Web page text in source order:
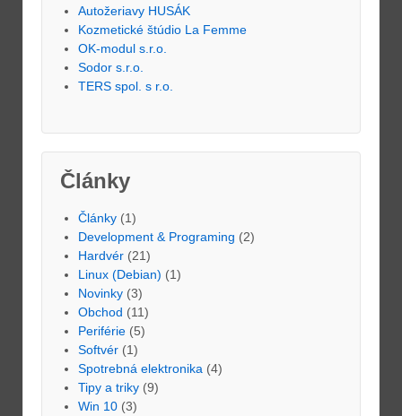
Autožeriavy HUSÁK
Kozmetické štúdio La Femme
OK-modul s.r.o.
Sodor s.r.o.
TERS spol. s r.o.
Články
Články (1)
Development & Programing (2)
Hardvér (21)
Linux (Debian) (1)
Novinky (3)
Obchod (11)
Periférie (5)
Softvér (1)
Spotrebná elektronika (4)
Tipy a triky (9)
Win 10 (3)